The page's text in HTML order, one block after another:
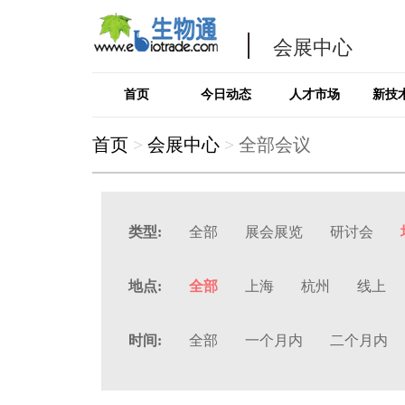
会展中心
首页 今日动态 人才市场 新技
首页 > 会展中心 > 全部会议
类型: 全部 展会展览 研讨会
地点: 全部 上海 杭州 线上
时间: 全部 一个月内 二个月内